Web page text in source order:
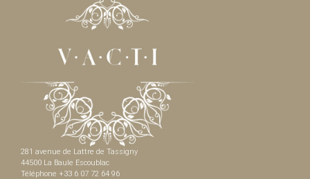
281 avenue de Lattre de Tassigny
44500 La Baule Escoublac
Téléphone +33 6 07 72 64 96